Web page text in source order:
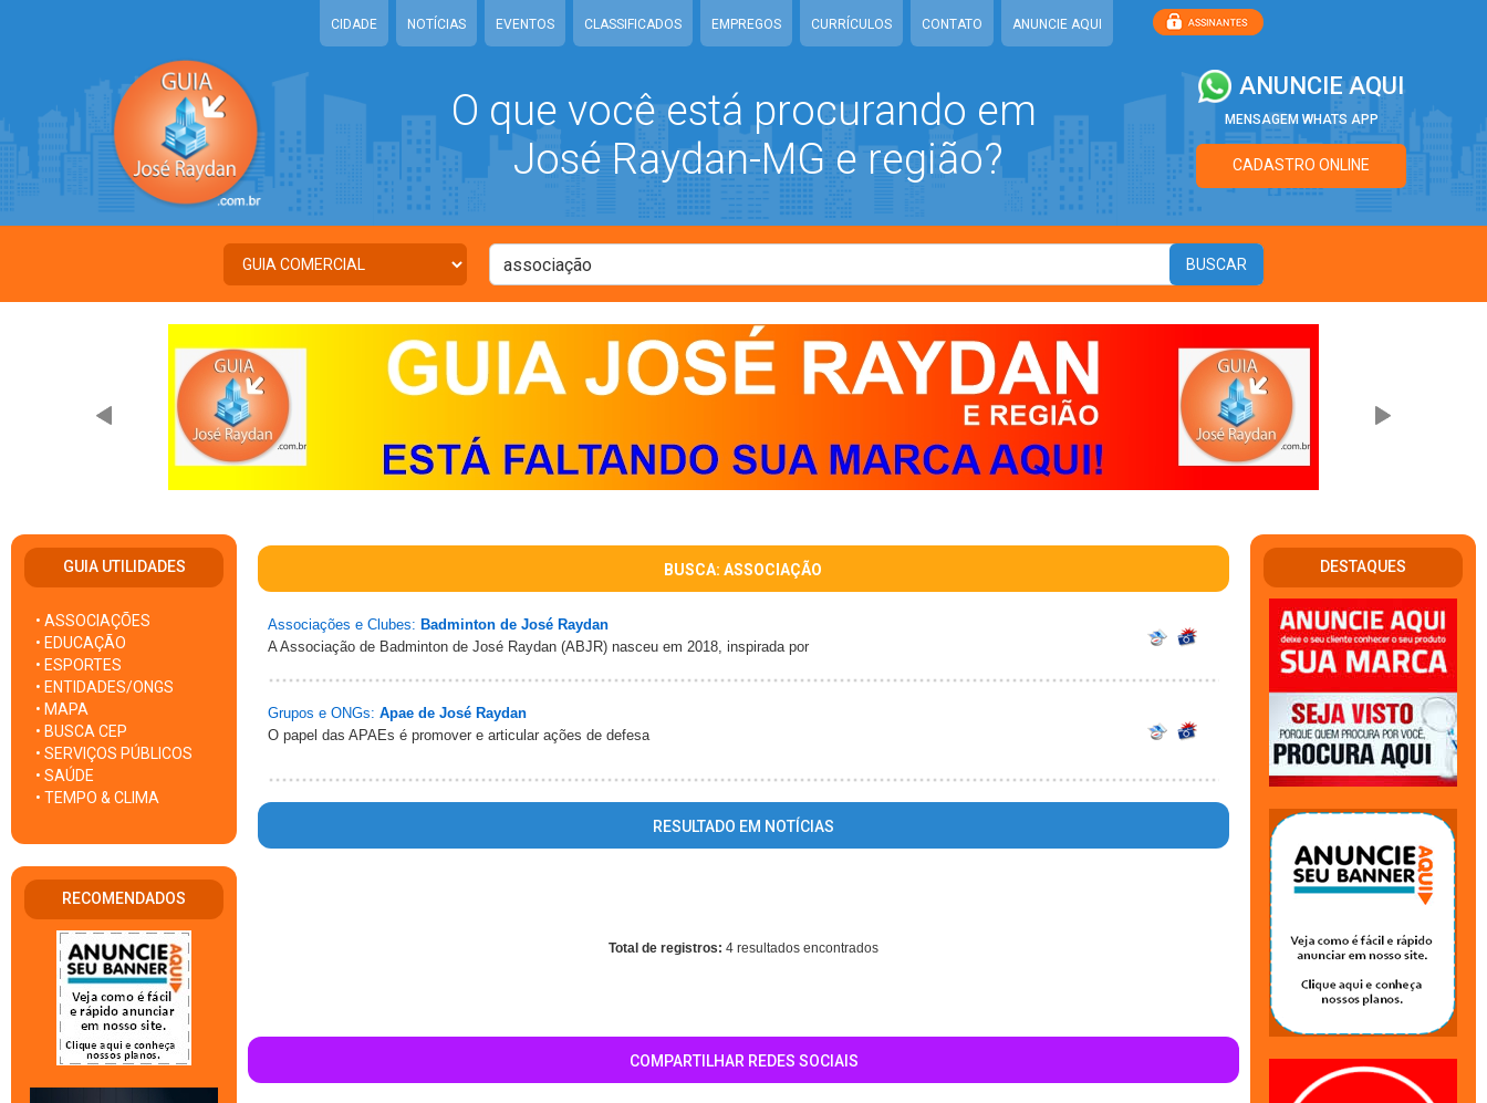
CIDADE NOTÍCIAS EVENTOS CLASSIFICADOS EMPREGOS CURRÍCULOS CONTATO ANUNCIE AQUI
O que você está procurando em
José Raydan-MG e região?
ANUNCIE AQUI
MENSAGEM WHATS APP
CADASTRO ONLINE
GUIA UTILIDADES
• ASSOCIAÇÕES
• EDUCAÇÃO
• ESPORTES
• ENTIDADES/ONGS
• MAPA
• BUSCA CEP
• SERVIÇOS PÚBLICOS
• SAÚDE
• TEMPO & CLIMA
RECOMENDADOS
BUSCA: ASSOCIAÇÃO
Associações e Clubes: Badminton de José Raydan
A Associação de Badminton de José Raydan (ABJR) nasceu em 2018, inspirada por
Grupos e ONGs: Apae de José Raydan
O papel das APAEs é promover e articular ações de defesa
RESULTADO EM NOTÍCIAS
Total de registros: 4 resultados encontrados
COMPARTILHAR REDES SOCIAIS
DESTAQUES